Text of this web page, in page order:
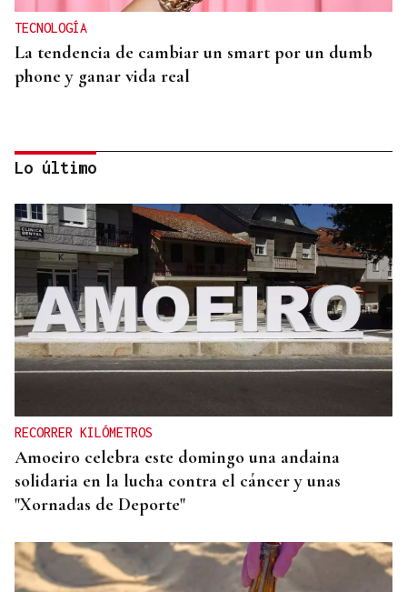
TECNOLOGÍA
La tendencia de cambiar un smart por un dumb
phone y ganar vida real
MODA
Black Friday 2025: el (ya no tan) secreto mejor
Lo último
RECORRER KILÓMETROS
Amoeiro celebra este domingo una andaina
solidaria en la lucha contra el cáncer y unas
"Xornadas de Deporte"